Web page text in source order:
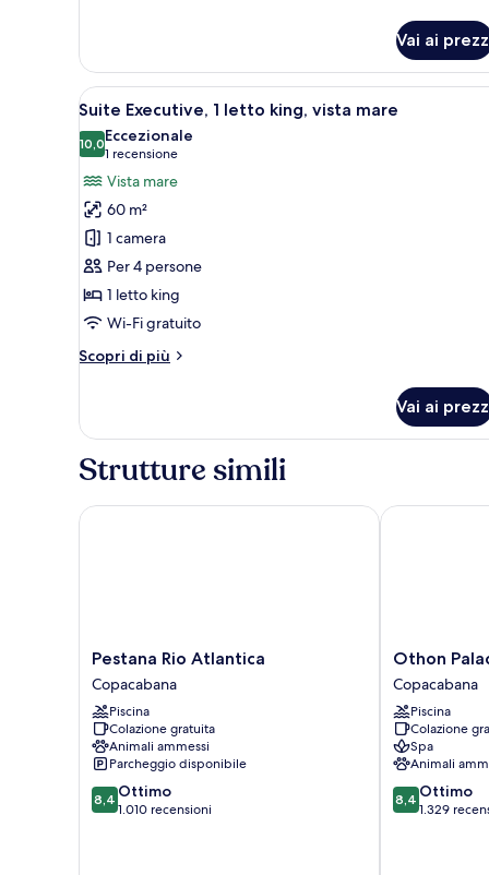
Premium,
letti
singoli,
vista
mare
(Executive)
Vai ai
Apri
tutte
le
foto
per
Suite
Executive,
1
letto
king,
vista
Una camera d'albergo con
10
Suite Executive, 1 letto king, vista mare
10,010,0 su 10
Eccezionale
1 recensione
(1
recensione)
Vista mare
60 m²
1 camera
Per 4 persone
1 letto king
Wi-Fi gratuito
Scopri di più
Altri
Executive,
letto
vista
Vai ai
Strutture simili
Pestana
Rio
Atlantica
Copacabana
Pestana Rio Atlantica
Copacabana
Piscina
Colazione gratuita
Animali ammessi
Parcheggio disponibile
8.4
su
8,4 Ottimo
1.010 recensioni
Pestana Rio Atlantica
Othon
Palace
Copacabana
Rio
Copacabana
Othon
Copacabana
Piscina
Colazione
Spa
Animali
8.4
su
8,4 Ottimo
1.329
Othon Palace